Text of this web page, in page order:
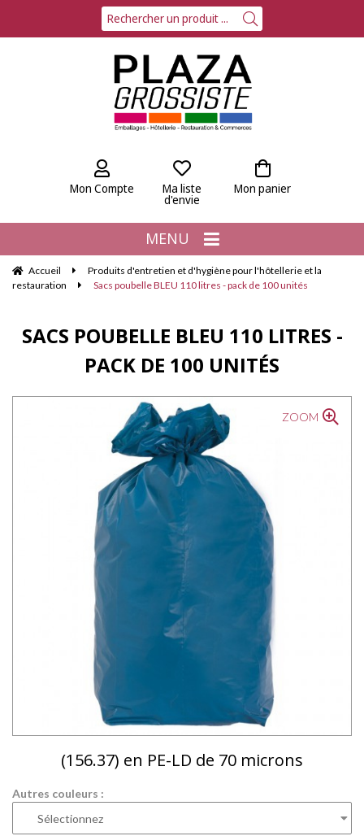
Mon Compte Mon panier
Ma liste
d'envie
MENU
Accueil
Produits d'entretien et d'hygiène pour l'hôtellerie et la
restauration
Sacs poubelle BLEU 110 litres - pack de 100 unités
SACS POUBELLE BLEU 110 LITRES -
PACK DE 100 UNITÉS
ZOOM
(156.37) en PE-LD de 70 microns
Autres couleurs :